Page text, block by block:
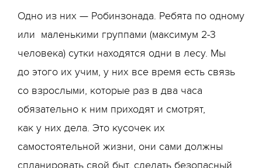
Одно из них — Робинзонада. Ребята по одному
или маленькими группами (максимум 2-3
человека) сутки находятся одни в лесу. Мы
до этого их учим, у них все время есть связь
со взрослыми, которые раз в два часа
обязательно к ним приходят и смотрят,
как у них дела. Это кусочек их
самостоятельной жизни, они сами должны
спланировать свой быт, сделать безопасный